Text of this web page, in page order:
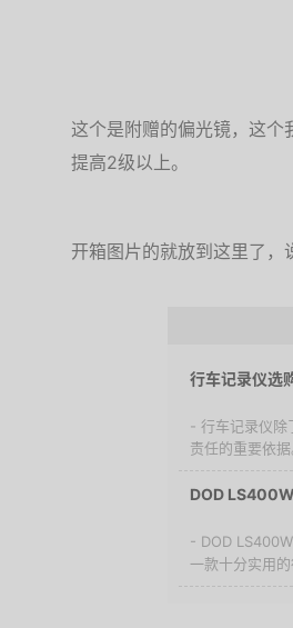
这个是附赠的偏光镜，这
提高2级以上。
开箱图片的就放到这里了，
行车记录仪选
- 行车记录仪除
责任的重要依
DOD
- DOD
一款十分实用